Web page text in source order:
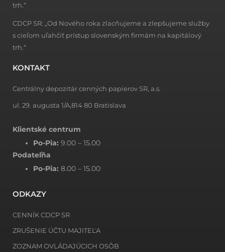
trh.“
CDCP SR: „Od Nového roka zlacňujeme a zlepšujeme služby
s cieľom uľahčiť prístup slovenským firmám na kapitálový
trh.“
KONTAKT
Centrálny depozitár cenných papierov SR, a.s.
ul. 29. augusta 1/A,814 80 Bratislava
Klientské centrum
Po-Pia: 9.00 – 15.00
Podateľňa
Po-Pia:8.00 – 15.00
ODKAZY
CENNÍK CDCP SR
ZRUŠENIE ÚČTU MAJITEĽA
ZOZNAM OVLÁDAJÚCICH OSÔB